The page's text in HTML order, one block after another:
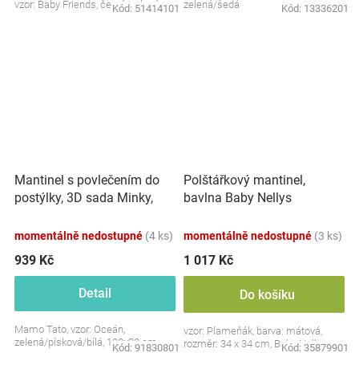
vzor: Baby Friends, černá/zelená
Kód: 51414101 zelená/šedá Kód: 13336201
Mantinel s povlečením do
postýlky, 3D sada Minky,
momentálně nedostupné (4 ks)
939 Kč
Detail
Mamo Tato, vzor: Oceán,
zelená/písková/bílá, 120x90 cm
Kód: 91830801
Polštářkový mantinel,
bavlna Baby Nellys
momentálně nedostupné (3 ks)
1 017 Kč
Do košíku
vzor: Plameňák, barva: mátová,
rozměr: 34 x 34 cm, Baby Nellys
Kód: 35879901